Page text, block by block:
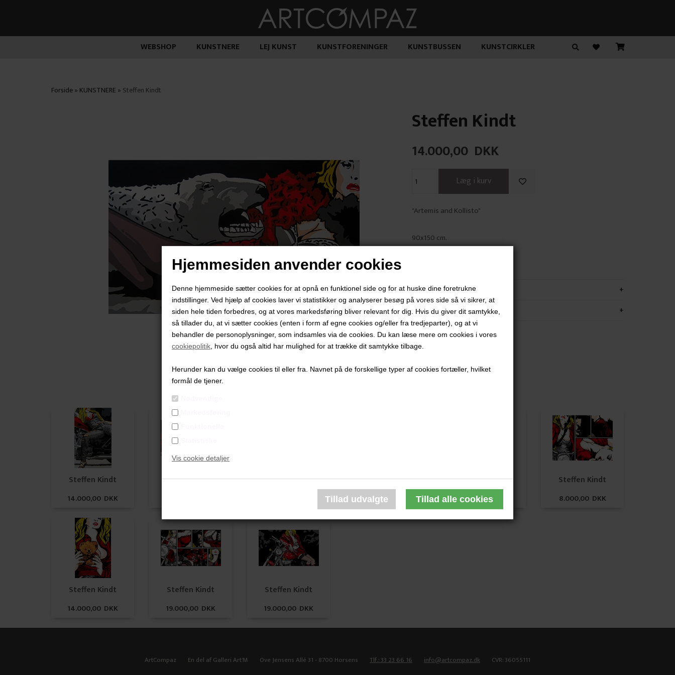
Hjemmesiden anvender cookies
Denne hjemmeside sætter cookies for at opnå en funktionel side og for at huske dine foretrukne
indstillinger. Ved hjælp af cookies laver vi statistikker og analyserer besøg på vores side så vi sikrer, at
siden hele tiden forbedres, og at vores markedsføring bliver relevant for dig. Hvis du giver dit samtykke,
så tillader du, at vi sætter cookies (enten i form af egne cookies og/eller fra tredjeparter), og at vi
behandler de personoplysninger, som indsamles via de cookies. Du kan læse mere om cookies i vores
cookiepolitik , hvor du også altid har mulighed for at trække dit samtykke tilbage.
Herunder kan du vælge cookies til eller fra. Navnet på de forskellige typer af cookies fortæller, hvilket
formål de tjener.
Vis cookie detaljer
WEBSHOP KUNSTNERE LEJ KUNST KUNSTFORENINGER KUNSTBUSSEN KUNSTCIRKLER
Forside» KUNSTNERE » Steffen Kindt
Steffen Kindt
14.000,00DKK
"Artemis and Kollisto"
90x150 cm.
PRODUKTBESKRIVELSE
PRODUKTINFORMATION
Steffen Kindt
14.000,00 DKK
Steffen Kindt Steffen Kindt Steffen Kindt
12.000,00 DKK
Steffen Kindt
14.000,00 DKK
Steffen Kindt
8.000,00 DKK
Steffen Kindt
14.000,00 DKK
Steffen Kindt
19.000,00 DKK
Steffen Kindt
19.000,00 DKK
ArtCompaz En del af Galleri Art'M Ove Jensens Allé 31 - 8700 Horsens Tlf.: 33 23 66 16 info@artcompaz.dk CVR: 36055111